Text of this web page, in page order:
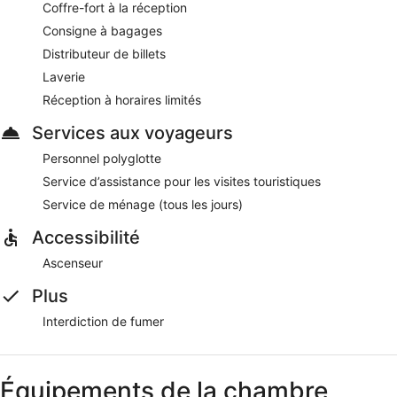
les jours.
Coffre-fort à la réception
Consigne à bagages
Distributeur de billets
Laverie
Réception à horaires limités
Services aux voyageurs
Personnel polyglotte
Service d’assistance pour les visites touristiques
Service de ménage (tous les jours)
Accessibilité
Ascenseur
Plus
Interdiction de fumer
Équipements de la chambre